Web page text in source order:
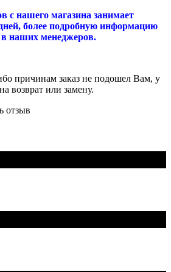
с нашего магазина занимает
более подробную информацию
наших менеджеров.
причинам заказ не подошел Вам, у
возврат или замену.
отзыв